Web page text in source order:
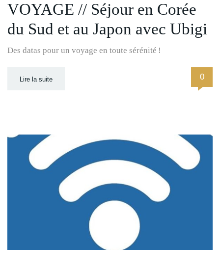
VOYAGE // Séjour en Corée
du Sud et au Japon avec Ubigi
Des datas pour un voyage en toute sérénité !
Lire la suite 0